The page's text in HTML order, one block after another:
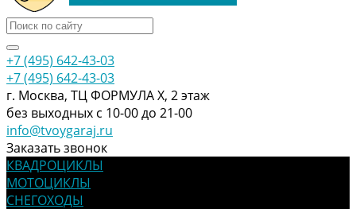
+7 (495) 642-43-03
+7 (495) 642-43-03
г. Москва, ТЦ ФОРМУЛА Х, 2 этаж
без выходных с 10-00 до 21-00
info@tvoygaraj.ru
Заказать звонок
КВАДРОЦИКЛЫ
МОТОЦИКЛЫ
СНЕГОХОДЫ